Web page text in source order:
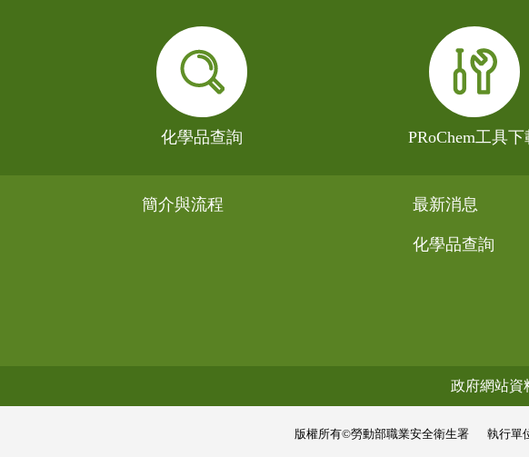
化學品查詢 PRoChem工具下
簡介與流程 最新消息
化學品查詢
政府網站資
版權所有©勞動部職業安全衛生署 執行單